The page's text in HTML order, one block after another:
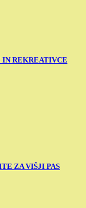
IN REKREATIVCE
ZA VIŠJI PAS